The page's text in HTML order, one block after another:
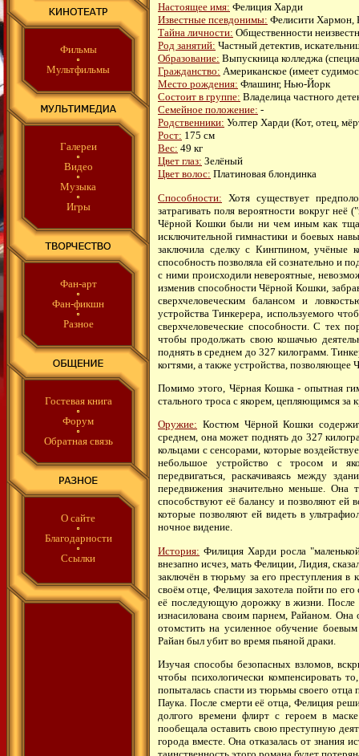
Фильмы
Мультфильмы
Галереи
Видео
Музыка
Игры
Фан-арт
Фан-фикшн
Разное
Гостевая книга
Форум
Обратная связь
О сайте
Благодарности
Ссылки
Настоящее имя: Фелиция Харди
Известные псевдонимы: Фелисити
Тайна личности: Общественности
Род занятий: Частный детектив,
Образование: Выпускница колледжа
Гражданство: Американское (имеет
Место рождения: Флашинг, Нью-Йорк
Состоит в группе: Владелица частного
Семейное положение: -
Родственники: Уолтер Харди (Кот, отец,
Рост: 175 см
Вес: 49 кг
Цвет глаз: Зелёный
Цвет волос: Платиновая блондинка
Способности: Хотя существует
затрагивать поля вероятности вокруг
Чёрной Кошки были ни чем иным как
исключительной гимнастики и боевых
заключила сделку с Кингпином, учёные
способность позволяла ей сознательно и
с ними происходили невероятные,
изменив способности Чёрной Кошки,
сверхчеловеческим балансом и
устройства Тинкерера, используемого
сверхчеловеческие способности. С тех
чтобы продолжать свою кошачью
поднять в среднем до 327 килограмм.
когтями, а также устройства, позволяющее
Помимо этого, Чёрная Кошка - опытная
стального троса с якорем, цепляющимся
Оружие: Костюм Чёрной Кошки
среднем, она может поднять до 327
кольцами с сенсорами, которые
небольшое устройство с тросом и
передвигаться, раскачиваясь между
передвижения значительно меньше. Она
способствуют её балансу и позволяют ей
которые позволяют ей видеть в
ночное видение.
История: Филиция Харди росла
внезапно исчез, мать Фелиции, Лидия,
заключён в тюрьму за его преступления в
своём отце, Фелиция захотела пойти по
её последующую дорожку в жизни. После
изнасилована своим парнем, Райаном. Она
отомстить на усиленное обучение
Райан был убит во время пьяной драки.
Изучая способы безопасных взломов,
чтобы психологически компенсировать
попыталась спасти из тюрьмы своего
Паука. После смерти её отца, Фелиция
долгого времени флирт с героем в
пообещала оставить свою преступную
города вместе. Она отказалась от знания